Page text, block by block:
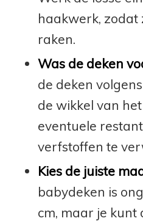
haakwerk, zodat
raken.
Was de deken
de deken
de wikkel van
eventuele
verfstoffen te
Kies de juiste
babydeken is
cm, maar je kunt